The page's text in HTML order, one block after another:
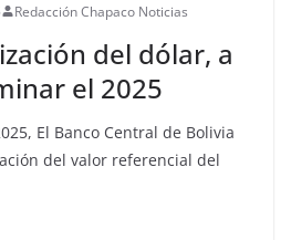
Redacción Chapaco Noticias
del dólar, a
el 2025
El Banco Central de Bolivia
del valor referencial del